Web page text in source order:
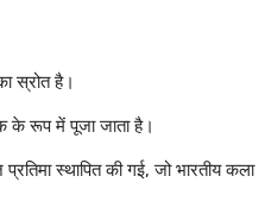
स्रोत है।
के रूप में पूजा जाता है।
स्थापित की गई, जो भारतीय कला